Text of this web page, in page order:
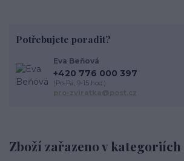
Zboží zařazeno v kategoriích
Potřebujete poradit?
Eva Beňová
+420 776 000 397
(Po-Pá, 9-15 hod.)
pro-zviratka@post.cz